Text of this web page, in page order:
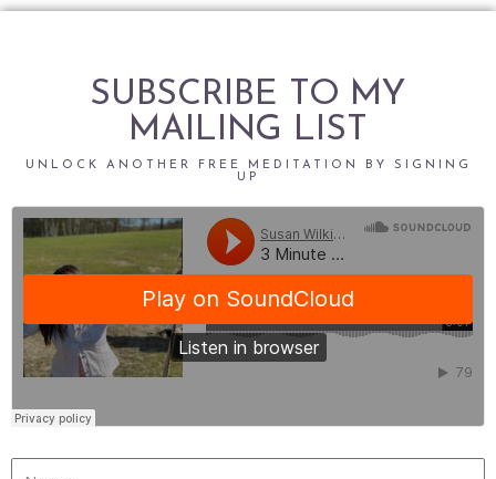
SUBSCRIBE TO MY
MAILING LIST
UNLOCK ANOTHER FREE MEDITATION BY SIGNING
UP